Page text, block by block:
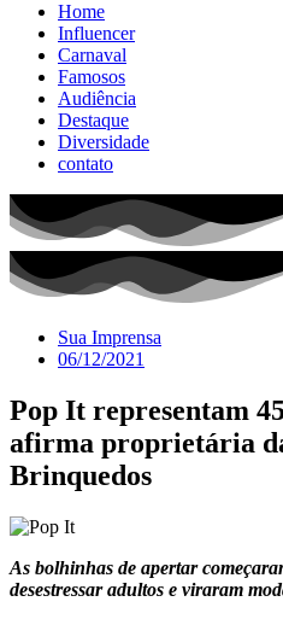
Home
Influencer
Carnaval
Famosos
Audiência
Destaque
Diversidade
contato
Sua Imprensa
06/12/2021
Pop It representam
afirma proprietária
Brinquedos
As bolhinhas de apertar
desestressar adultos e viraram